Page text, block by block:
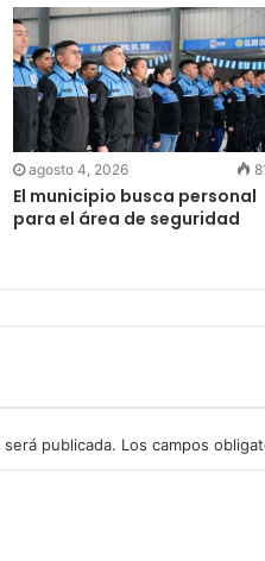
agosto 4, 2026
El municipio busca personal
para el área de seguridad
publicada. Los campos